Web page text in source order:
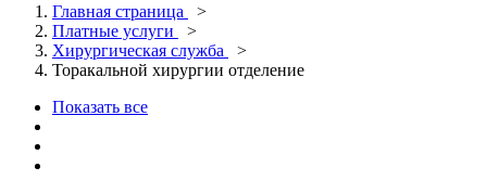
Главная страница
>
Платные услуги
>
Хирургическая служба
>
Торакальной хирургии отделение
Показать все